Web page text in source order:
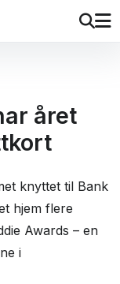
året
knyttet til Bank
hjem flere
Awards – en
i